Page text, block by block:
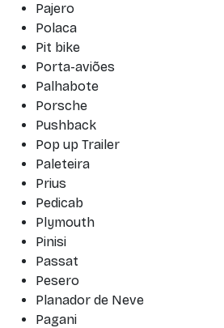
Pajero
Polaca
Pit bike
Porta-aviões
Palhabote
Porsche
Pushback
Pop up Trailer
Paleteira
Prius
Pedicab
Plymouth
Pinisi
Passat
Pesero
Planador de Neve
Pagani